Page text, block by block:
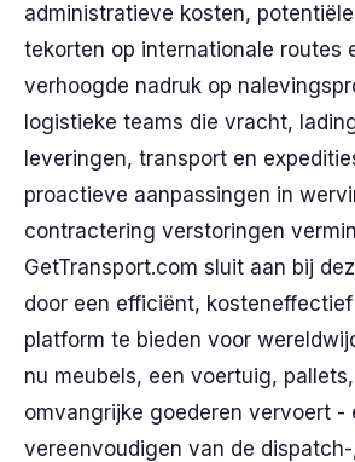
administratieve kosten,
tekorten op internationale routes
verhoogde nadruk op
logistieke teams die vracht,
leveringen, transport en
proactieve aanpassingen in
contractering verstoringen
GetTransport.com sluit aan bij
door een efficiënt,
platform te bieden voor
nu meubels, een voertuig,
omvangrijke goederen vervoert -
vereenvoudigen van de